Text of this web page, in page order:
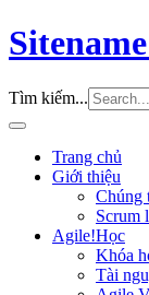
Sitename
Tìm kiếm...
Trang chủ
Giới thiệu
Chúng
Scrum
Agile!Học
Khóa
Tài